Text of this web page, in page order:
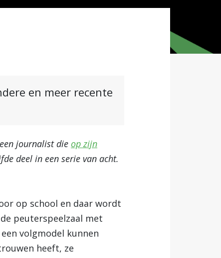
en meer recente
journalist die op zijn
deel in een serie van acht.
op school en daar wordt
peuterspeelzaal met
volgmodel kunnen
heeft, ze